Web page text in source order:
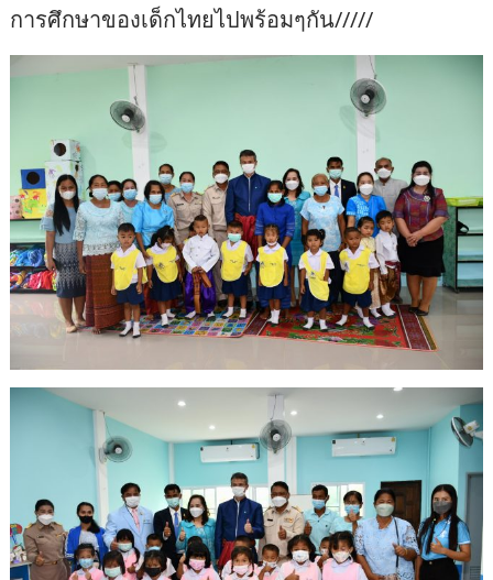
การศึกษาของเด็กไทยไปพร้อมๆกัน/////